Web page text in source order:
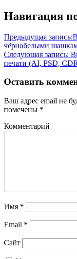
Навигация
Предыдущая запись:
чёрнобелыми
Следующая запись:
печати (AI, PSD,
Оставить
Ваш адрес email не
помечены *
Комментарий
Имя *
Email *
Сайт